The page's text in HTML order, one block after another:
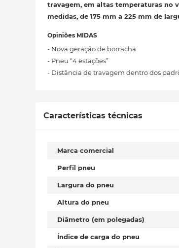
travagem, em altas temperaturas no
medidas, de 175 mm a 225 mm de
Opiniões MIDAS
- Nova geração de borracha
- Pneu “4 estações”
- Distância de travagem dentro dos
Características técnicas
Marca comercial
Perfil pneu
Largura do pneu
Altura do pneu
Diâmetro (em polegadas)
Índice de carga do pneu